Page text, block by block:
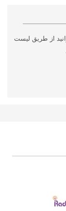
از طریق لیست